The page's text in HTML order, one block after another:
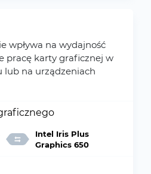
wpływa na wydajność
pracę karty graficznej w
lub na urządzeniach
Intel Iris Plus
Graphics 650